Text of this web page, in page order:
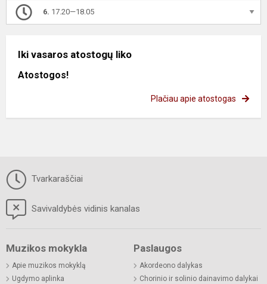
6. 17.20—18.05
Iki vasaros atostogų liko
Atostogos!
Plačiau apie atostogas
Tvarkaraščiai
Savivaldybės vidinis kanalas
Muzikos mokykla
Apie muzikos mokyklą
Ugdymo aplinka
Paslaugos
Akordeono dalykas
Chorinio ir solinio dainavimo dalykai